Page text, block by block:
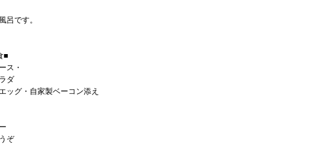
呂です。
■
ス・
ダ
ッグ・自家製ベーコン添え
ぞ